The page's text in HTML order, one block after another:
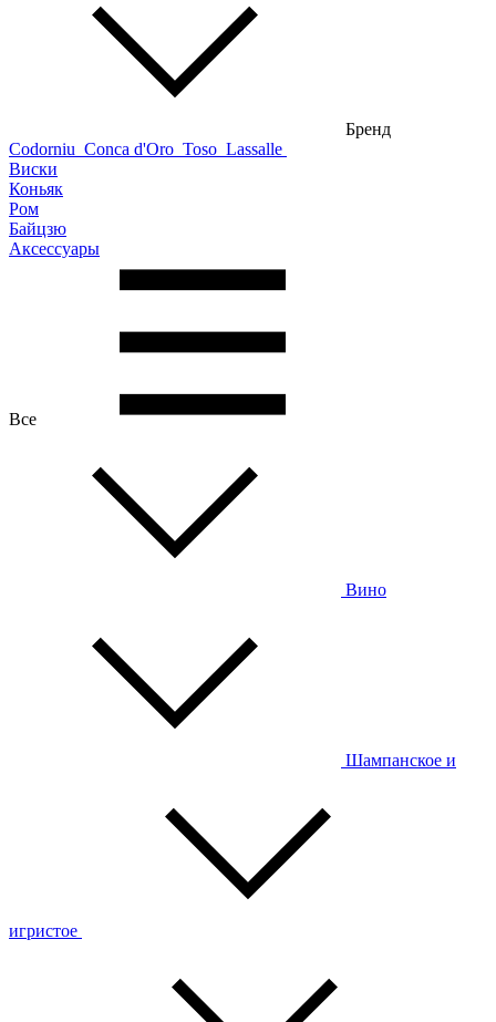
Бренд
Codorniu Conca d'Oro Toso Lassalle
Виски
Коньяк
Ром
Байцзю
Аксессуары
Все
Вино
Шампанское и
игристое